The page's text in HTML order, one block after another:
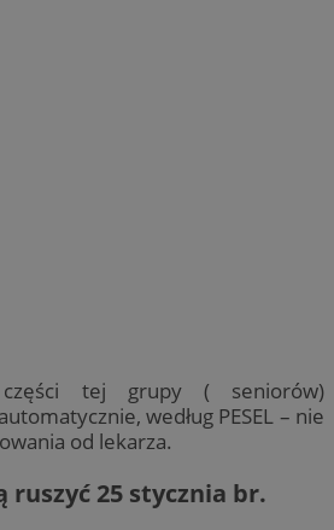
części tej grupy ( seniorów)
według PESEL – nie
od lekarza.
ruszyć 25 stycznia br.